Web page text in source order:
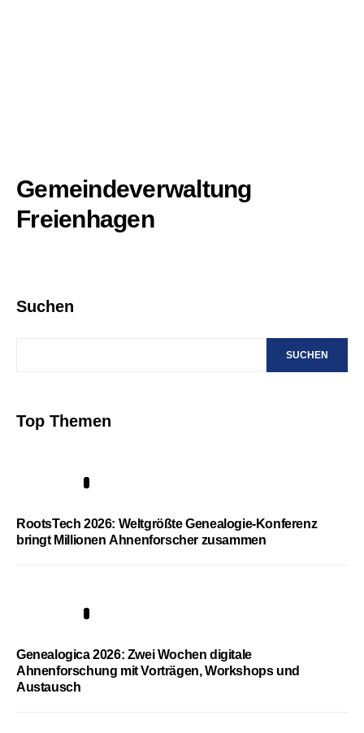
Gemeindeverwaltung
Freienhagen
Suchen
SUCHEN
Top Themen
RootsTech 2026: Weltgrößte Genealogie-Konferenz
bringt Millionen Ahnenforscher zusammen
Genealogica 2026: Zwei Wochen digitale
Ahnenforschung mit Vorträgen, Workshops und
Austausch